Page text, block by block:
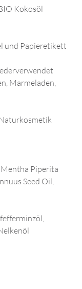
Kokosöl
und Papieretikett
Marmeladen,
Piperita
Seed Oil,